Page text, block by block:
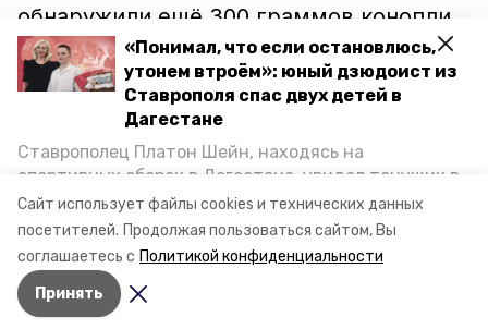
Сайт использует файлы cookies и технических данных
посетителей. Продолжая пользоваться сайтом, Вы
соглашаетесь с Политикой конфиденциальности
Принять
«Понимал, что если остановлюсь,
утонем втроём»: юный дзюдоист из
Ставрополя спас двух детей в
Дагестане
Ставрополец Платон Шейн, находясь на
спортивных сборах в Дегестане, увидел тонущих в
Каспийском море детей и бросился на помощь. По
возвращении домой, отважного мальчика
пригласили в министерство образования края и
наградили. Корреспондент «Победы26» пообщался
с юным героем.
обнаружили ещё 300 граммов конопли.
Правоохранителям 21-летний молодой
человек сказал, что вся крупная партия
нужна ему для личного пользования. В
отношении него возбуждено уголовное
дело.